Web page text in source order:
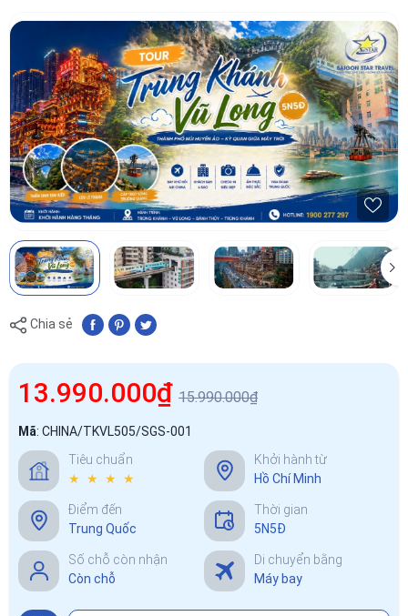
Chia sẻ
13.990.000₫ 15.990.000₫
Mã: CHINA/TKVL505/SGS-001
Tiêu chuẩn
★ ★ ★ ★
Khởi hành từ
Hồ Chí Minh
Điểm đến
Trung Quốc
Thời gian
5N5Đ
Số chỗ còn nhận
Còn chỗ
Di chuyển bằng
Máy bay